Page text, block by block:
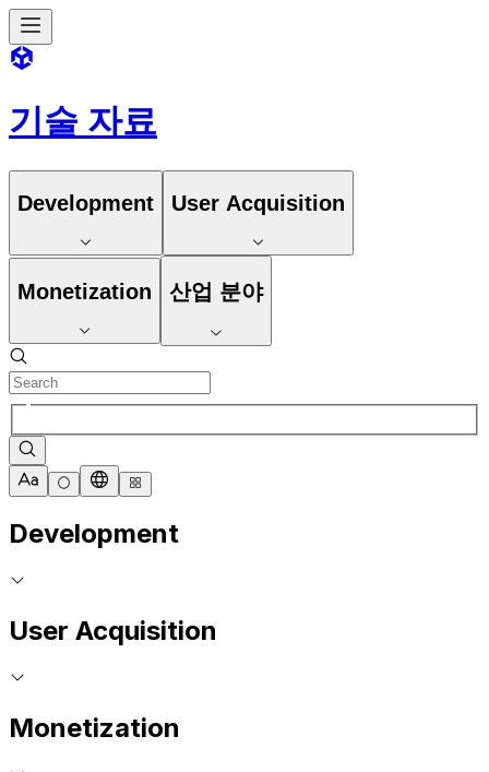
기술 자료
Development User Acquisition
Monetization 산업 분야
Development
User Acquisition
Monetization